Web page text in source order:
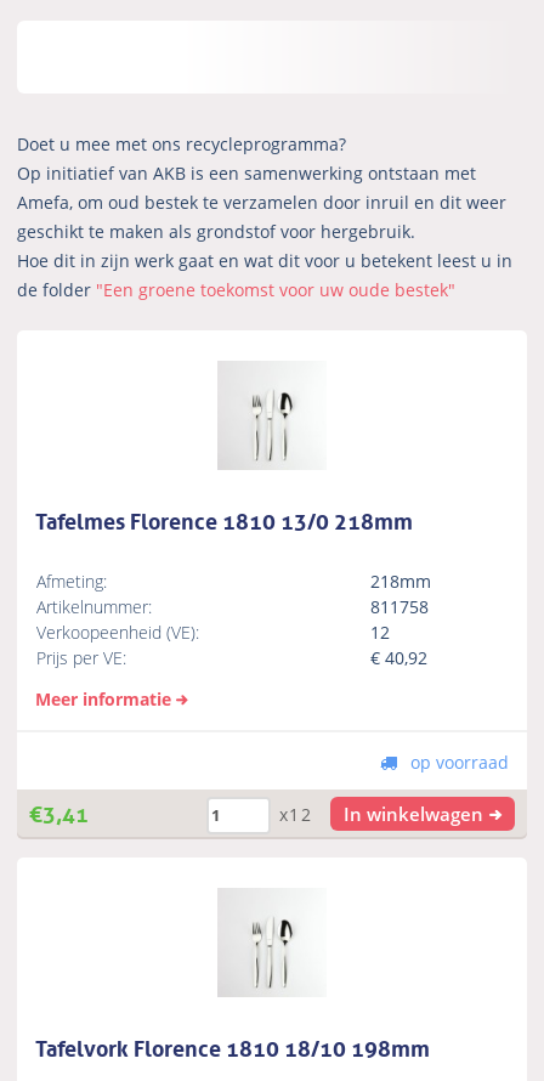
Doet u mee met ons recycleprogramma?
Op initiatief van AKB is een samenwerking ontstaan met
Amefa, om oud bestek te verzamelen door inruil en dit weer
geschikt te maken als grondstof voor hergebruik.
Hoe dit in zijn werk gaat en wat dit voor u betekent leest u in
de folder "Een groene toekomst voor uw oude bestek"
Tafelmes Florence 1810 13/0 218mm
Afmeting:
218mm
Artikelnummer:
811758
Verkoopeenheid (VE):
12
Prijs per VE:
€40,92
Meer informatie
op voorraad
€3,41 x12 In winkelwagen
Tafelvork Florence 1810 18/10 198mm